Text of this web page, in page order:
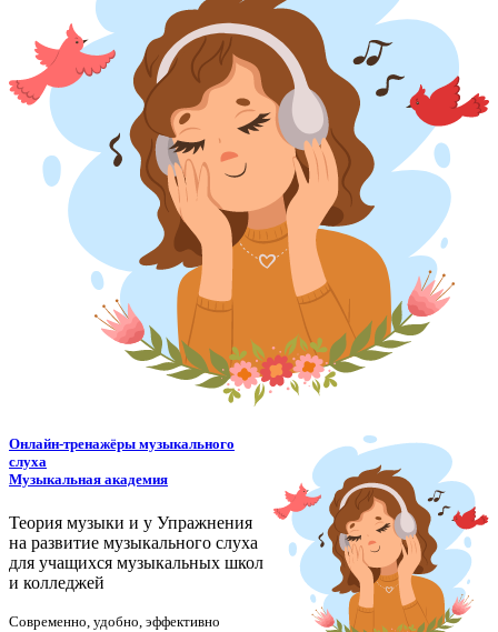
Онлайн-тренажёры музыкального
слуха
Музыкальная академия
Теория музыки и у Упражнения
на развитие музыкального слуха
для учащихся музыкальных школ
и колледжей
Современно, удобно, эффективно